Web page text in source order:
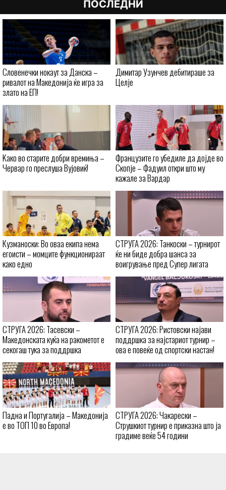
ПОСЛЕДНИ
Словенечки нокаут за Данска –
ривалот на Македонија ќе игра за
злато на ЕП!
Димитар Узунчев дебитираше за
Целје
Kaко во старите добри времиња –
Червар го преслуша Вујовиќ!
Французите го убедиле да дојде во
Скопје – Фадуил откри што му
кажале за Вардар
Кузманоски: Во оваа екипа нема
егоисти – момците функционираат
како едно
СТРУГА 2026: Танкоски – турнирот
ќе ни биде добра шанса за
воигрување пред Супер лигата
СТРУГА 2026: Тасевски –
Македонската куќа на ракометот е
секогаш тука за поддршка
СТРУГА 2026: Ристовски најави
поддршка за најстариот турнир –
ова е повеќе од спортски настан!
Падна и Португалија – Македонија
е во ТОП 10 во Европа!
СТРУГА 2026: Чакарески –
Струшкиот турнир е приказна што ја
градиме веќе 54 години